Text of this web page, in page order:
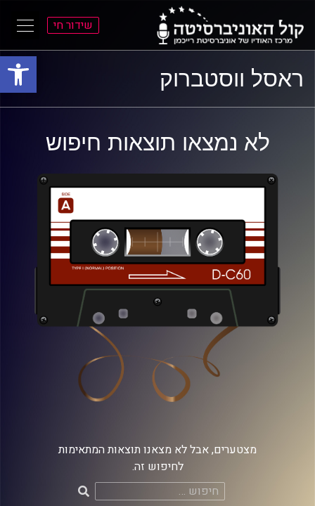
פתח
התפריט
הראשי
התוכן
הראשי
שידור חי
ראסל ווסטברוק
לא נמצאו תוצאות חיפוש
מצטערים, אבל לא מצאנו תוצאות המתאימות
לחיפוש זה.